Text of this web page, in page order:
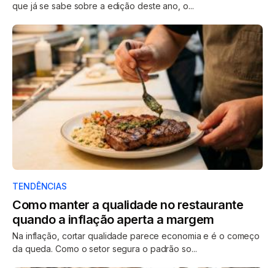
que já se sabe sobre a edição deste ano, o...
TENDÊNCIAS
Como manter a qualidade no restaurante
quando a inflação aperta a margem
Na inflação, cortar qualidade parece economia e é o começo
da queda. Como o setor segura o padrão so...